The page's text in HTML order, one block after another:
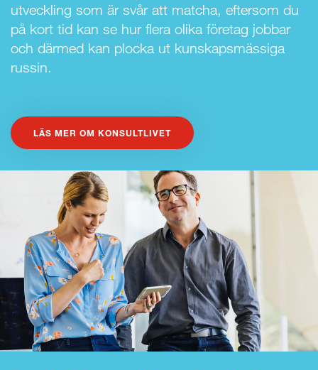
utveckling som är svår att matcha, eftersom du
på kort tid kan se hur flera olika företag jobbar
och därmed kan plocka ut kunskapsmässiga
russin.
LÄS MER OM KONSULTLIVET